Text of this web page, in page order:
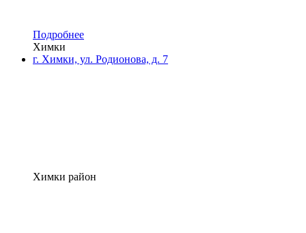
Подробнее
Химки
г. Химки, ул. Родионова, д. 7
Химки район